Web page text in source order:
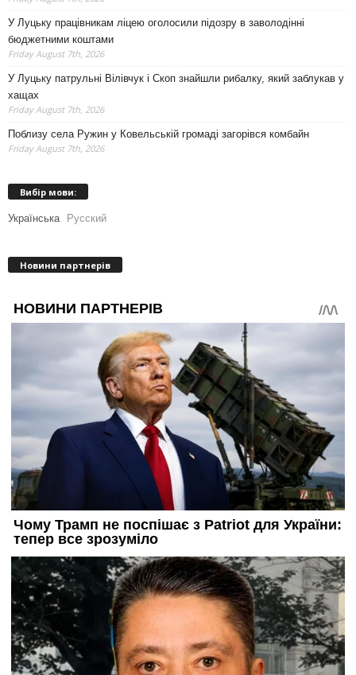
У Луцьку працівникам ліцею оголосили підозру в заволодінні
бюджетними коштами
Friday August 7th, 2026
У Луцьку патрульні Вілівчук і Скоп знайшли рибалку, який заблукав у
хащах
Friday August 7th, 2026
Поблизу села Ружин у Ковельській громаді загорівся комбайн
Friday August 7th, 2026
Вибір мови:
Українська Русский
Новини партнерів